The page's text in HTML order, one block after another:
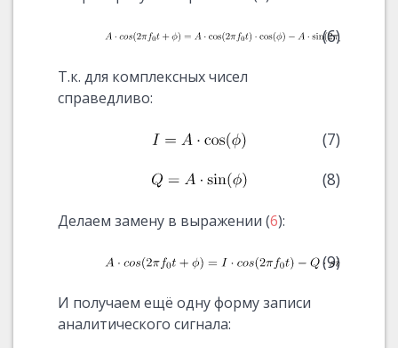
(6)
Т.к. для комплексных чисел
справедливо:
(7)
(8)
Делаем замену в выражении (6):
(9)
И получаем ещё одну форму записи
аналитического сигнала: